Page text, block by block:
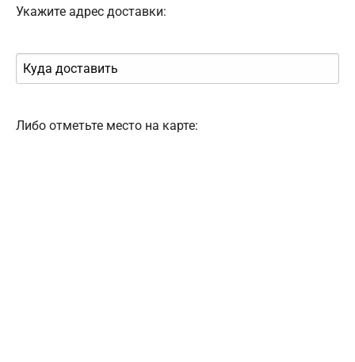
Укажите адрес доставки:
Либо отметьте место на карте: